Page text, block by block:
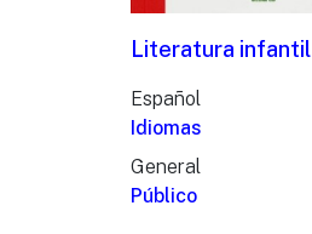
Literatura infantil
Español
Idiomas
General
Público